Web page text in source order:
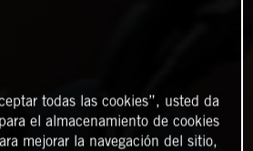
todas las cookies”, usted da
el almacenamiento de cookies
mejorar la navegación del sitio,